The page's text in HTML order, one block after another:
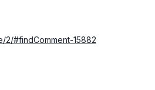
#findComment-15882